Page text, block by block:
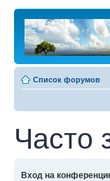
Список форумов
Часто
Вход на